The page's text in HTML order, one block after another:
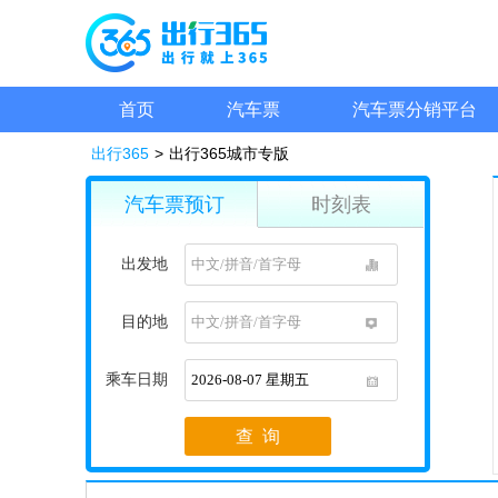
首页 汽车票 汽车票分销平台
出行365 > 出行365城市专版
汽车票预订 时刻表
出发地
目的地
1
乘车日期
1
查 询